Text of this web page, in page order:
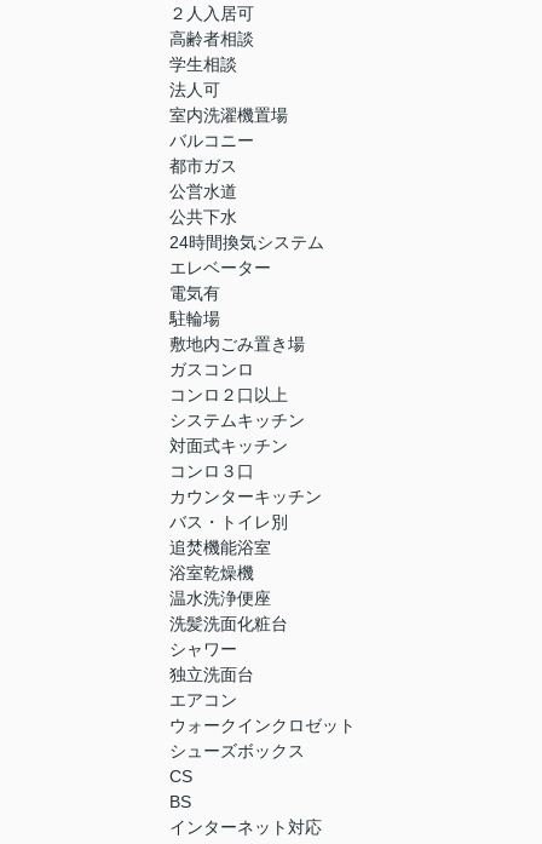
２人入居可
高齢者相談
学生相談
法人可
室内洗濯機置場
バルコニー
都市ガス
公営水道
公共下水
24時間換気システム
エレベーター
電気有
駐輪場
敷地内ごみ置き場
ガスコンロ
コンロ２口以上
システムキッチン
対面式キッチン
コンロ３口
カウンターキッチン
バス・トイレ別
追焚機能浴室
浴室乾燥機
温水洗浄便座
洗髪洗面化粧台
シャワー
独立洗面台
エアコン
ウォークインクロゼット
シューズボックス
CS
BS
インターネット対応